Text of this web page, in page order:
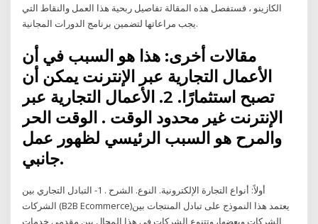
الكازينو ، فستفصل هذه المقالة تفاصيل ربحية هذا العمل والنقاط التي
يجب مراعاتها لتضمين برنامج الدورات المجانية.
مقالات أخرى: هذا هو السبب في أن
الأعمال التجارية عبر الإنترنت يمكن أن
تصبح استثمارًا. 2. الأعمال التجارية عبر
الإنترنت غير محدود الوقت . الوقت الحر
والمرح هو السبب الرئيسي لظهور عمل
جانبي.
أولاً: أنواع التجارة الإلكترونية. النوع. الشرح . 1- التبادل التجاري بين
الشركات (B2B Ecommerce)يعتمد هذا النموذج على تبادل المنتجات بين
الشركات وبعضها، وتتنوع الشركات في هذا المجال بين مقدمي خدمات